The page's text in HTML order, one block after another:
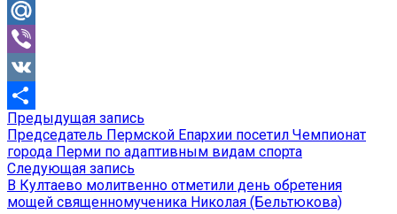
Odnoklassniki
Mail.Ru
Viber
VK
Отправить
Навигация
по
записям
Предыдущая запись
запись:
Председатель Пермской Епархии посетил Чемпионат
города Перми по адаптивным видам спорта
Следующая запись
запись:
В Култаево молитвенно отметили день обретения
мощей священномученика Николая (Бельтюкова)